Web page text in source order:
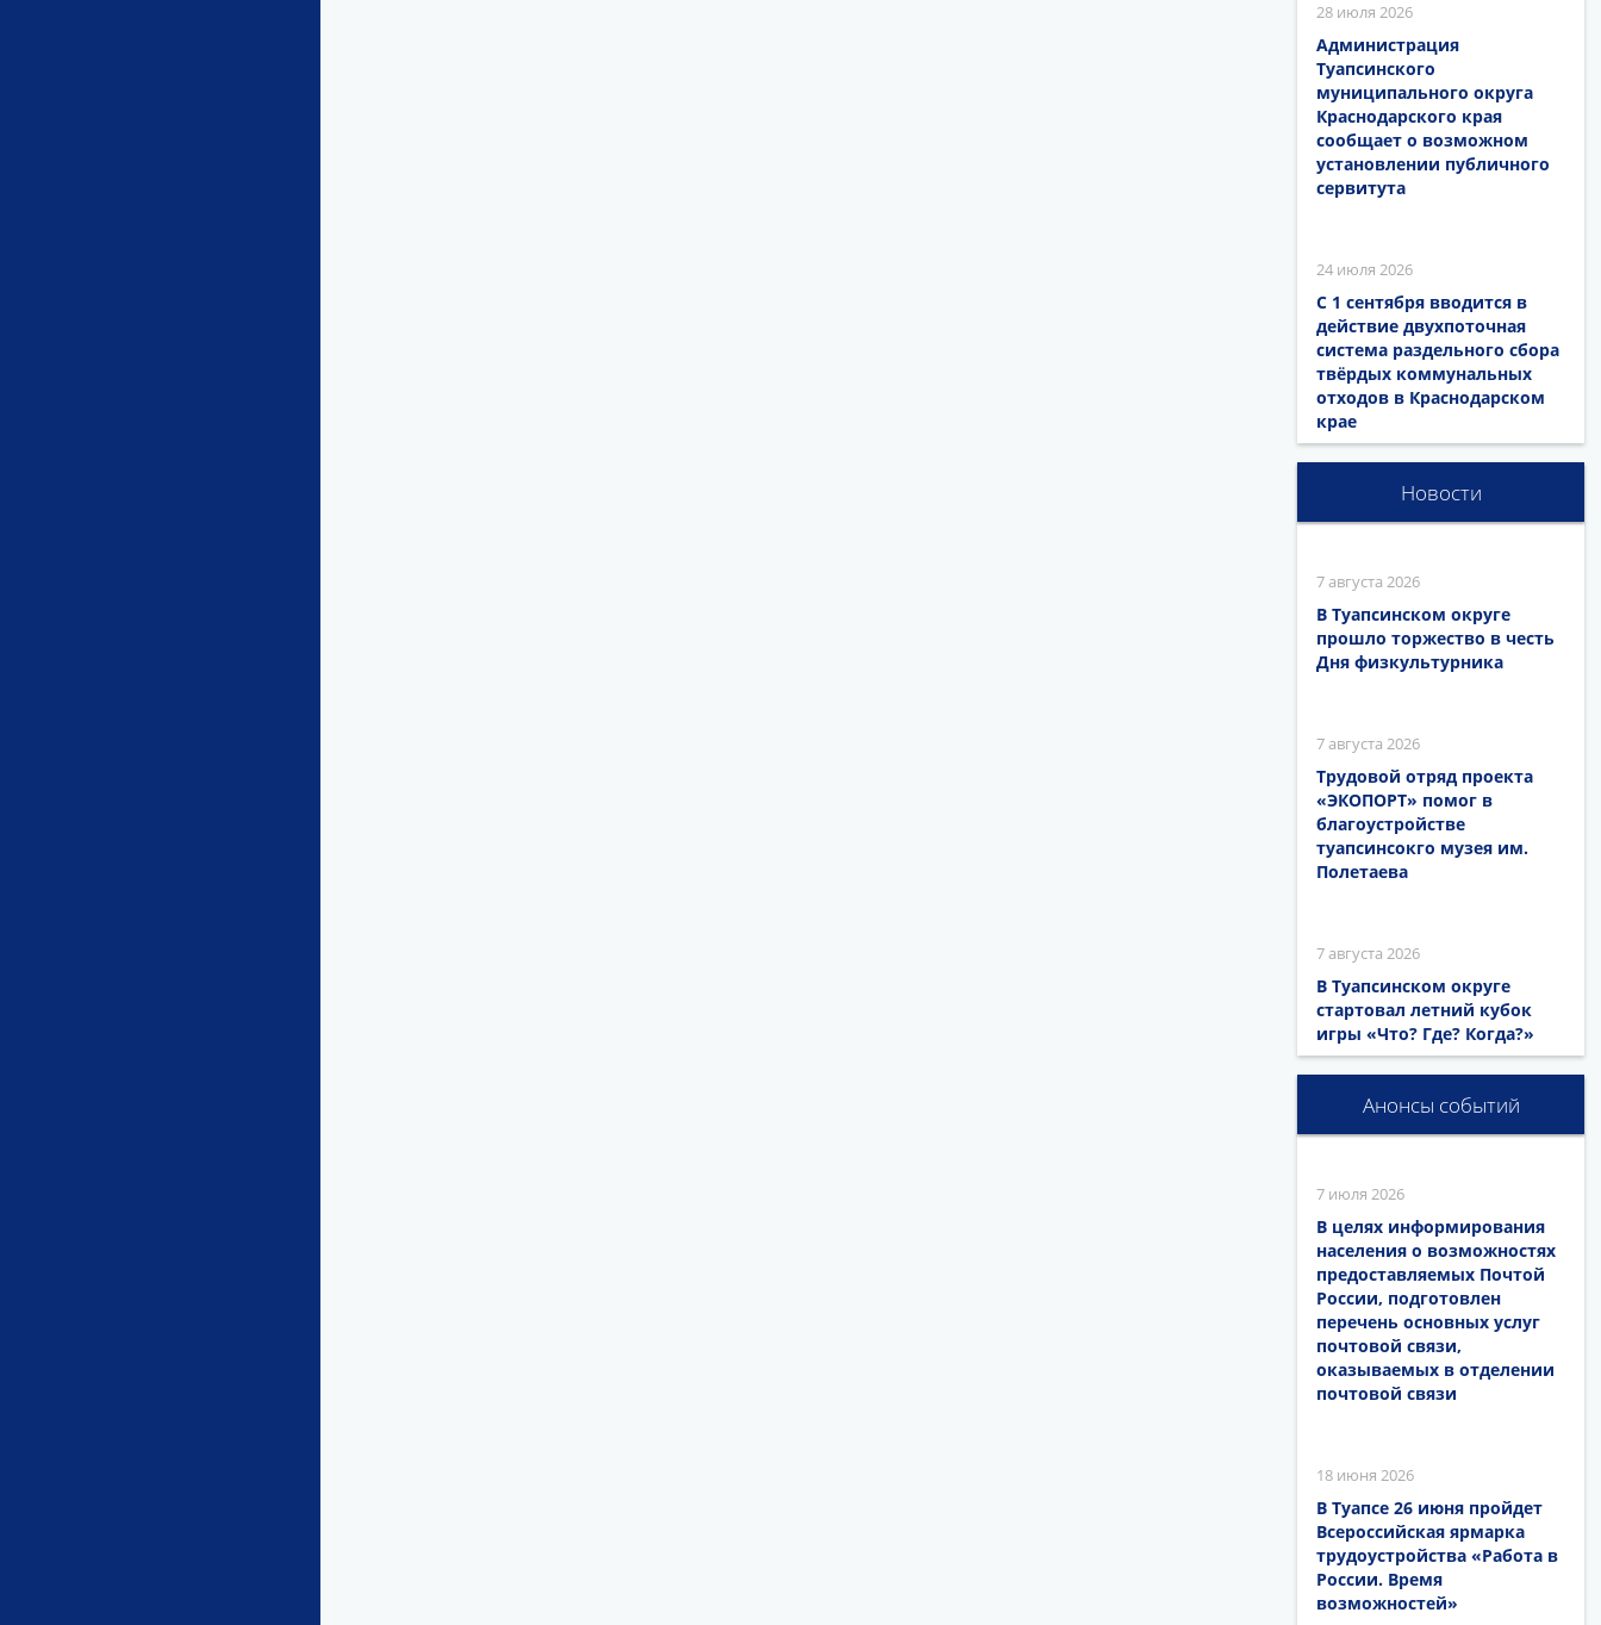
28 июля 2026
Администрация
Туапсинского
муниципального округа
Краснодарского края
сообщает о возможном
установлении публичного
сервитута
24 июля 2026
С 1 сентября вводится в
действие двухпоточная
система раздельного сбора
твёрдых коммунальных
отходов в Краснодарском
крае
Новости
7 августа 2026
В Туапсинском округе
прошло торжество в честь
Дня физкультурника
7 августа 2026
Трудовой отряд проекта
«ЭКОПОРТ» помог в
благоустройстве
туапсинсокго музея им.
Полетаева
7 августа 2026
В Туапсинском округе
стартовал летний кубок
игры «Что? Где? Когда?»
Анонсы событий
7 июля 2026
В целях информирования
населения о возможностях
предоставляемых Почтой
России, подготовлен
перечень основных услуг
почтовой связи,
оказываемых в отделении
почтовой связи
18 июня 2026
В Туапсе 26 июня пройдет
Всероссийская ярмарка
трудоустройства «Работа в
России. Время
возможностей»